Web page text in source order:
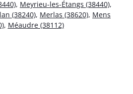
, Meyrieu-les-Étangs (38440),
(38240), Merlas (38620), Mens
, Méaudre (38112)